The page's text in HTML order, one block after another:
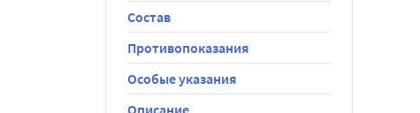
Состав
Противопоказания
Особые указания
Описание